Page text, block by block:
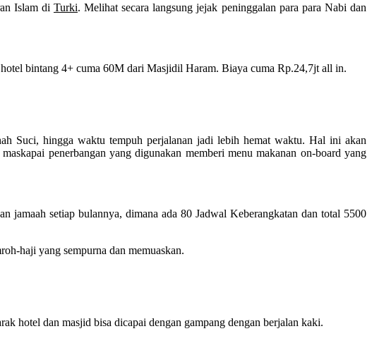
Islam di Turki. Melihat secara langsung jejak peninggalan para para Nabi dan
bintang 4+ cuma 60M dari Masjidil Haram. Biaya cuma Rp.24,7jt all in.
Suci, hingga waktu tempuh perjalanan jadi lebih hemat waktu. Hal ini akan
penerbangan yang digunakan memberi menu makanan on-board yang
jamaah setiap bulannya, dimana ada 80 Jadwal Keberangkatan dan total 5500
haji yang sempurna dan memuaskan.
hotel dan masjid bisa dicapai dengan gampang dengan berjalan kaki.